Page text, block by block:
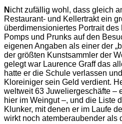
N icht zufällig wohl, dass gleich
Restaurant- und Kellertrakt ein
überdimensioniertes Portrait
Pomps und Prunks auf den
eigenen Angaben als einer der
der größten Kunstsammler der
gelegt war Laurence Graff das
hatte er die Schule verlassen
Kloreiniger sein Geld verdient.
weltweit 63 Juweliergeschäfte –
hier im Weingut –, und die Liste
Klunker, mit denen er im Laufe
wirkt noch atemberaubender als